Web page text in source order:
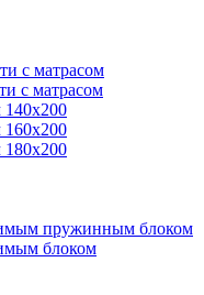
с матрасом
с матрасом
140х200
160х200
180х200
пружинным блоком
блоком